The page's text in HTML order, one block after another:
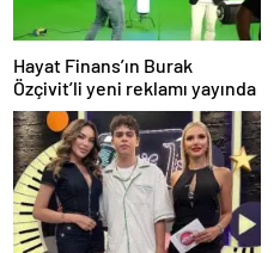
Hayat Finans’ın Burak
Özçivit’li yeni reklamı yayında